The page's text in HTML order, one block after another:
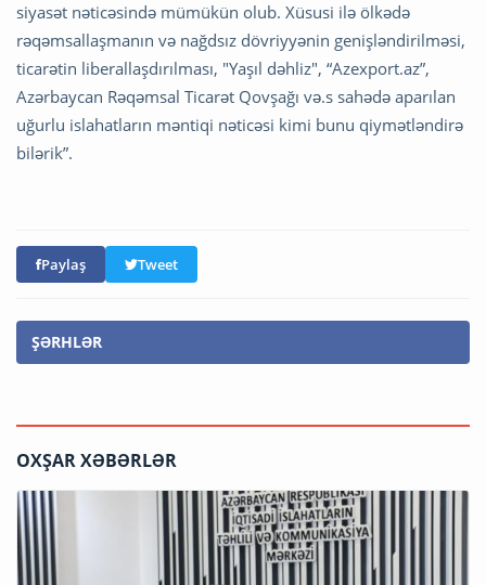
siyasət nəticəsində mümükün olub. Xüsusi ilə ölkədə
rəqəmsallaşmanın və nağdsız dövriyyənin genişləndirilməsi,
ticarətin liberallaşdırılması, "Yaşıl dəhliz", “Azexport.az”,
Azərbaycan Rəqəmsal Ticarət Qovşağı və.s sahədə aparılan
uğurlu islahatların məntiqi nəticəsi kimi bunu qiymətləndirə
bilərik”.
Paylaş Tweet
ŞƏRHLƏR
OXŞAR XƏBƏRLƏR